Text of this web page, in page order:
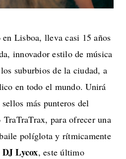
Lisboa, lleva casi 15 años
innovador estilo de música
suburbios de la ciudad, a
en todo el mundo. Unirá
más punteros del
para ofrecer una
políglota y rítmicamente
DJ Lycox, este último